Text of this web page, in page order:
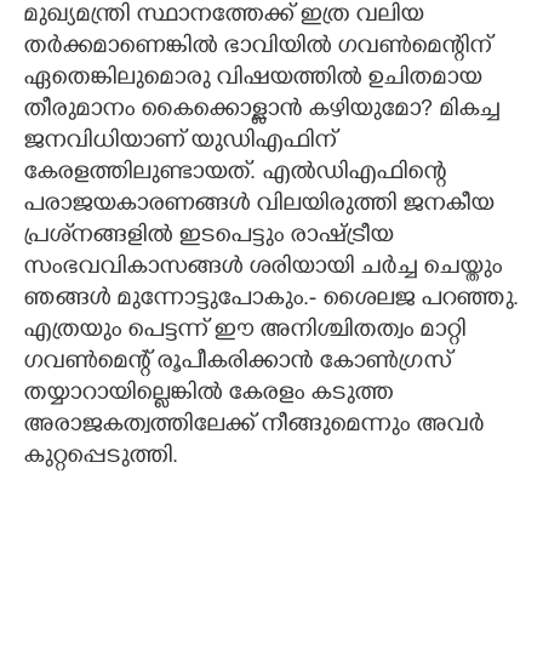
മുഖ്യമന്ത്രി സ്ഥാനത്തേക്ക് ഇത്ര വലിയ
തർക്കമാണെങ്കിൽ ഭാവിയിൽ ഗവൺമെന്റിന്
ഏതെങ്കിലുമൊരു വിഷയത്തിൽ ഉചിതമായ
തീരുമാനം കൈക്കൊള്ളാൻ കഴിയുമോ? മികച്ച
ജനവിധിയാണ് യുഡിഎഫിന്
കേരളത്തിലുണ്ടായത്. എൽഡിഎഫിന്റെ
പരാജയകാരണങ്ങൾ വിലയിരുത്തി ജനകീയ
പ്രശ്‌നങ്ങളിൽ ഇടപെട്ടും രാഷ്ട്രീയ
സംഭവവികാസങ്ങൾ ശരിയായി ചർച്ച ചെയ്തും
ഞങ്ങൾ മുന്നോട്ടുപോകും.- ശൈലജ പറഞ്ഞു.
എത്രയും പെട്ടന്ന് ഈ അനിശ്ചിതത്വം മാറ്റി
ഗവൺമെന്റ് രൂപീകരിക്കാൻ കോൺഗ്രസ്
തയ്യാറായില്ലെങ്കിൽ കേരളം കടുത്ത
അരാജകത്വത്തിലേക്ക് നീങ്ങുമെന്നും അവർ
കുറ്റപ്പെടുത്തി.